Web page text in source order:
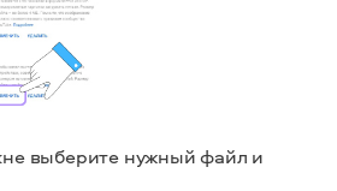
выберите нужный файл и